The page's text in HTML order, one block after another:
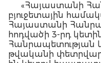
«Հայաստանի
բյուջետային
Հայաստանի
հոդվածի 3-րդ
Հանրապետության
թվականի փետրվարի